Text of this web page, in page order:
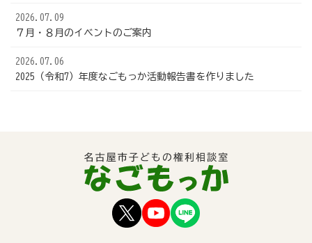
2026.07.09
７月・８月のイベントのご案内
2026.07.06
2025（令和7）年度なごもっか活動報告書を作りました